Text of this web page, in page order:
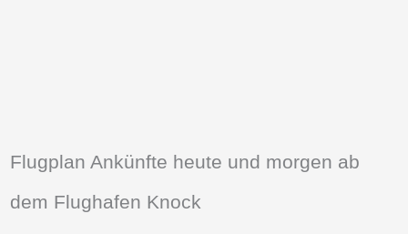
Flugplan Ankünfte heute und morgen ab
dem Flughafen Knock